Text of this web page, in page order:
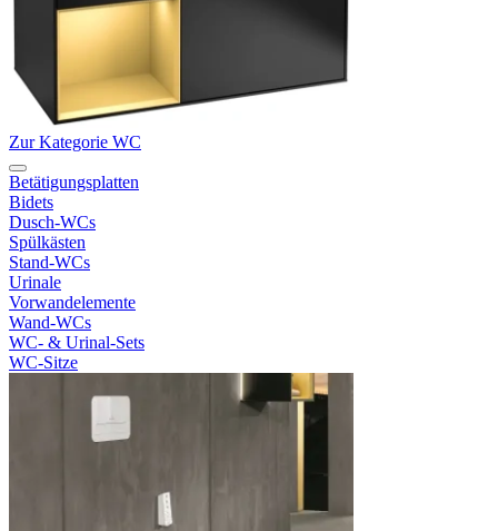
Zur Kategorie WC
Betätigungsplatten
Bidets
Dusch-WCs
Spülkästen
Stand-WCs
Urinale
Vorwandelemente
Wand-WCs
WC- & Urinal-Sets
WC-Sitze